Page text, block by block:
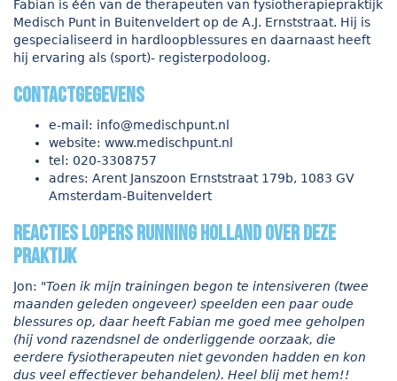
Fabian is één van de therapeuten van fysiotherapiepraktijk
Medisch Punt in Buitenveldert op de A.J. Ernststraat. Hij is
gespecialiseerd in hardloopblessures en daarnaast heeft
hij ervaring als (sport)- registerpodoloog.
contactgegevens
e-mail: info@medischpunt.nl
website: www.medischpunt.nl
tel: 020-3308757
adres: Arent Janszoon Ernststraat 179b, 1083 GV
Amsterdam-Buitenveldert
reacties lopers Running Holland over deze
praktijk
Jon: "Toen ik mijn trainingen begon te intensiveren (twee
maanden geleden ongeveer) speelden een paar oude
blessures op, daar heeft Fabian me goed mee geholpen
(hij vond razendsnel de onderliggende oorzaak, die
eerdere fysiotherapeuten niet gevonden hadden en kon
dus veel effectiever behandelen). Heel blij met hem!!